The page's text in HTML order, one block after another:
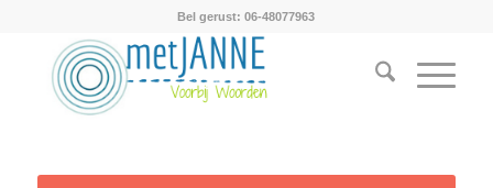
Bel gerust: 06-48077963